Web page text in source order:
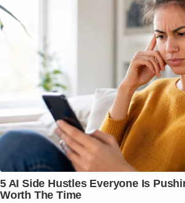
5 AI Side Hustles Everyone Is
Worth The Time